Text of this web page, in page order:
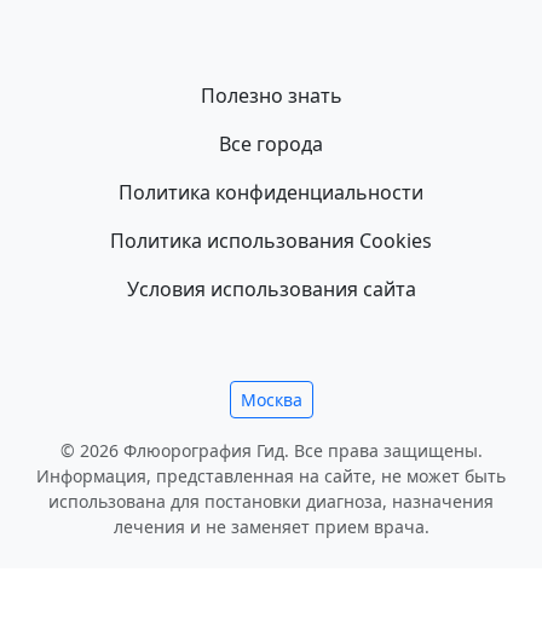
Полезно знать
Все города
Политика конфиденциальности
Политика использования Cookies
Условия использования сайта
Москва
© 2026 Флюорография Гид. Все права защищены.
Информация, представленная на сайте, не может быть
использована для постановки диагноза, назначения
лечения и не заменяет прием врача.